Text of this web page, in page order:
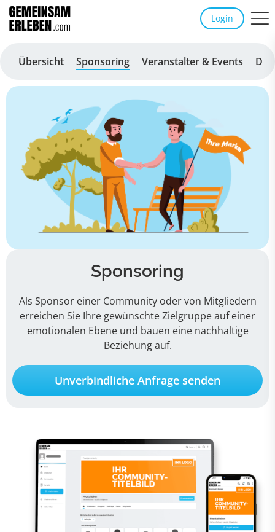
Login
Übersicht Sponsoring Veranstalter & Events
Sponsoring
Als Sponsor einer Community oder von Mitgliedern
erreichen Sie Ihre gewünschte Zielgruppe auf einer
emotionalen Ebene und bauen eine nachhaltige
Beziehung auf.
Unverbindliche Anfrage senden